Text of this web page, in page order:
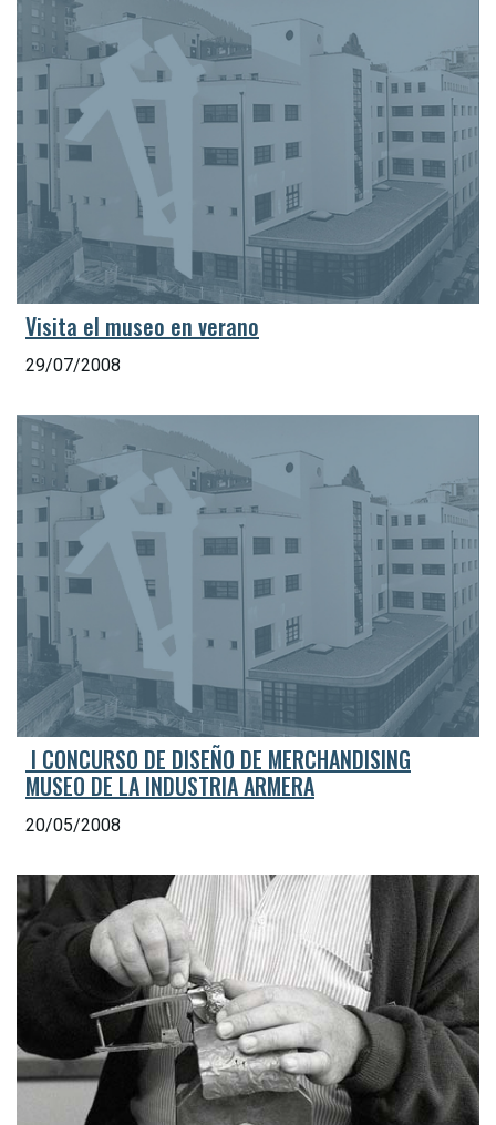
Visita el museo en verano
29/07/2008
 I CONCURSO DE DISEÑO DE MERCHANDISING
MUSEO DE LA INDUSTRIA ARMERA
20/05/2008